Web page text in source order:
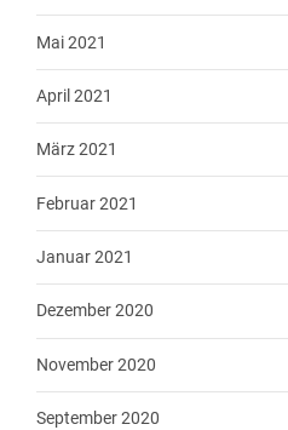
Mai 2021
April 2021
März 2021
Februar 2021
Januar 2021
Dezember 2020
November 2020
September 2020